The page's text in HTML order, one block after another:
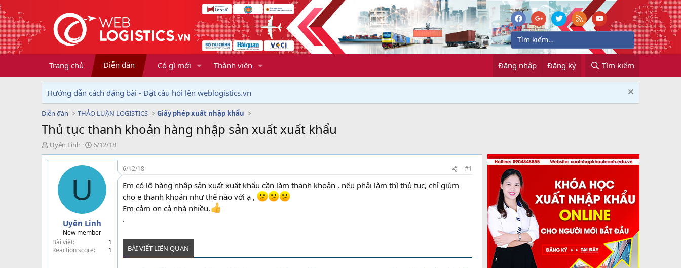
Trang chủ Diễn đàn Có gì mới Thành viên Đăng nhập Đăng ký Tìm kiếm
Hướng dẫn cách đăng bài - Đặt câu hỏi lên weblogistics.vn
Diễn đàn THẢO LUẬN LOGISTICS Giấy phép xuất nhập khẩu
Thủ tục thanh khoản hàng nhập sản xuất xuất khẩu
T
h
r
Uyên Linh
N
g
à
y
6/12/18
U
Uyên Linh
New member
Bài viết
1
Reaction score
1
6/12/18 #1
Em có lô hàng nhập sản xuất xuất khẩu cần làm thanh khoản , nếu phải làm thì thủ tục, chỉ giùm
cho e thanh khoản như thế nào với ạ ,
Em cảm ơn cả nhà nhiều.
.
BÀI VIẾT LIÊN QUAN